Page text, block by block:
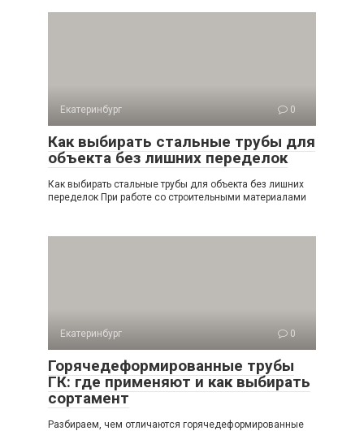
Екатеринбург 0
Как выбирать стальные трубы для
объекта без лишних переделок
Как выбирать стальные трубы для объекта без лишних
переделок При работе со строительными материалами
Екатеринбург 0
Горячедеформированные трубы
ГК: где применяют и как выбирать
сортамент
Разбираем, чем отличаются горячедеформированные